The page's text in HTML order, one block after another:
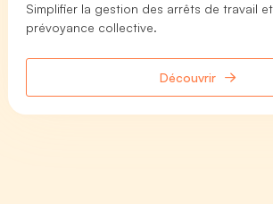
Simplifier la gestion des arrêts de travail
prévoyance collective.
Découvrir